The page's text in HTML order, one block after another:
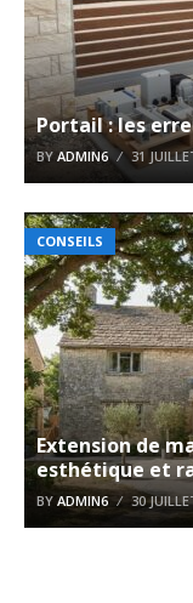
Portail : les
BY ADMIN6 31
CONSEILS
Extension de
esthétique et
BY ADMIN6 30